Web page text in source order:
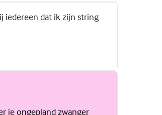
iedereen dat ik zijn string
je ongepland zwanger